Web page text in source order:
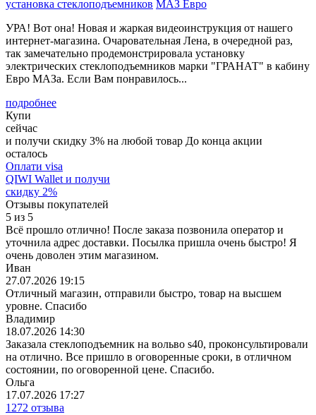
установка стеклоподъемников МАЗ Евро
УРА! Вот она! Новая и жаркая видеоинструкция от нашего
интернет-магазина. Очаровательная Лена, в очередной раз,
так замечательно продемонстрировала установку
электрических стеклоподъемников марки "ГРАНАТ" в кабину
Евро МАЗа. Если Вам понравилось...
подробнее
Купи
сейчас
и получи скидку 3% на любой товар До конца акции
осталось
Оплати visa
QIWI Wallet и получи
скидку 2%
Отзывы покупателей
5 из 5
Всё прошло отлично! После заказа позвонила оператор и
уточнила адрес доставки. Посылка пришла очень быстро! Я
очень доволен этим магазином.
Иван
27.07.2026 19:15
Отличный магазин, отправили быстро, товар на высшем
уровне. Спасибо
Владимир
18.07.2026 14:30
Заказала стеклоподъемник на вольво s40, проконсультировали
на отлично. Все пришло в оговоренные сроки, в отличном
состоянии, по оговоренной цене. Спасибо.
Ольга
17.07.2026 17:27
1272 отзыва